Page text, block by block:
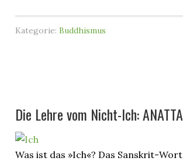
Kategorie: Buddhismus
Die Lehre vom Nicht-Ich: ANATTA
Was ist das »Ich«? Das Sanskrit-Wort